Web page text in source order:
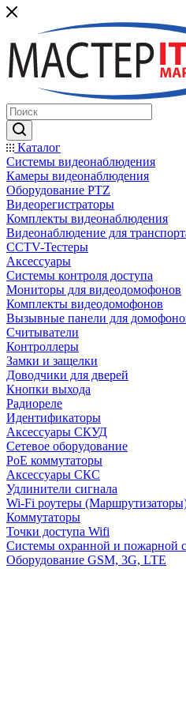
Каталог
Системы видеонаблюдения
Камеры видеонаблюдения
Оборудование PTZ
Видеорегистраторы
Комплекты видеонаблюдения
Видеонаблюдение для
CCTV-Тестеры
Аксессуары
Системы контроля доступа
Мониторы для видеодомофонов
Комплекты видеодомофонов
Вызывные панели для
Считыватели
Контроллеры
Замки и защелки
Доводчики для дверей
Кнопки выхода
Радиореле
Идентификаторы
Аксессуары СКУД
Сетевое оборудование
PoE коммутаторы
Аксессуары СКС
Удлинители сигнала
Wi-Fi роутеры
Коммутаторы
Точки доступа Wifi
Системы охранной и пожарной
Оборудование GSM, 3G, LTE